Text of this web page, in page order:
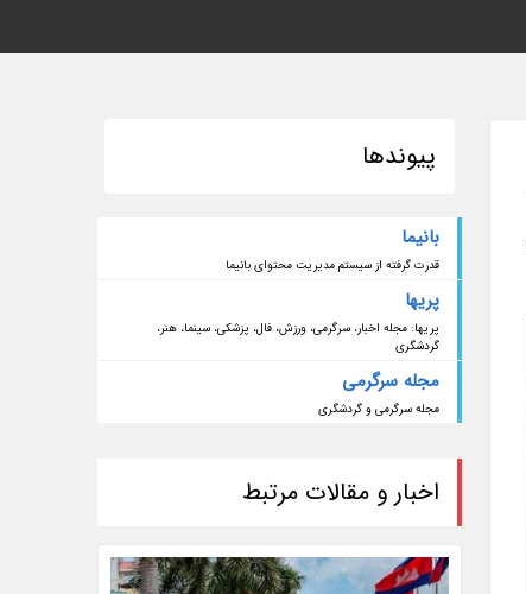
پیوندها
بانیما
قدرت گرفته از سیستم مدیریت محتوای بانیما
پریها
پریها: مجله اخبار، سرگرمی، ورزش، فال، پزشکی، سینما، هنر،
گردشگری
مجله سرگرمی
مجله سرگرمی و گردشگری
اخبار و مقالات مرتبط